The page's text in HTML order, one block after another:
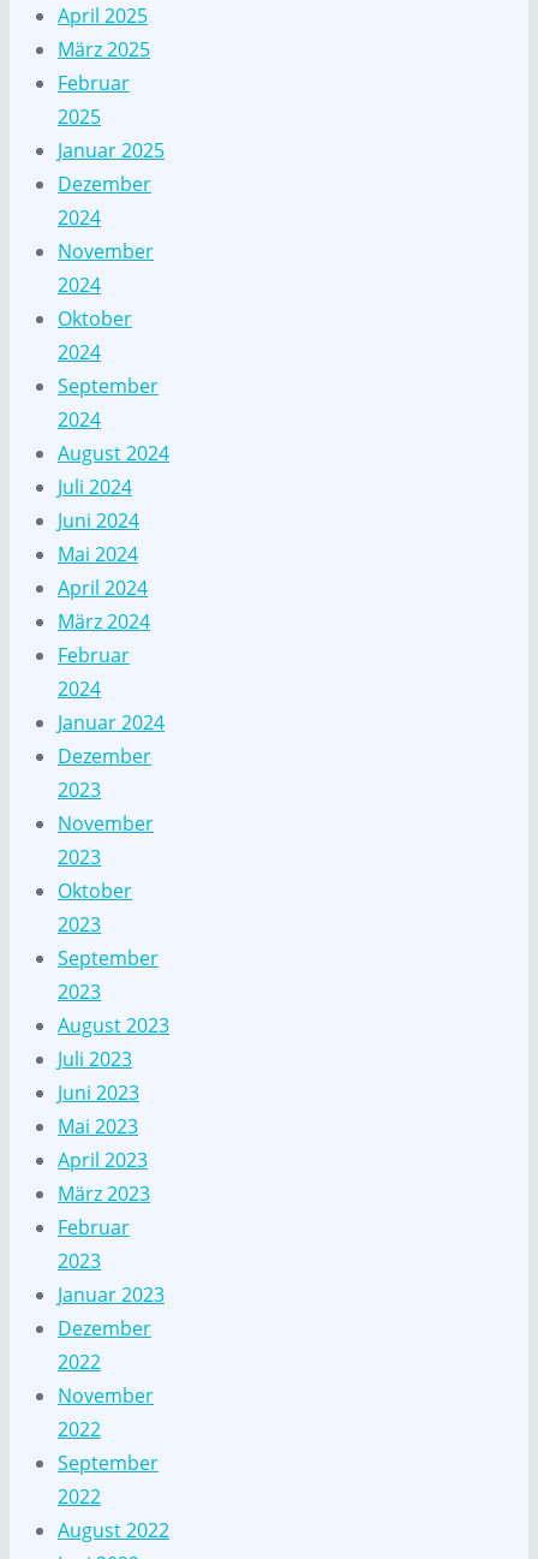
April 2025
März 2025
Februar
2025
Januar 2025
Dezember
2024
November
2024
Oktober
2024
September
2024
August 2024
Juli 2024
Juni 2024
Mai 2024
April 2024
März 2024
Februar
2024
Januar 2024
Dezember
2023
November
2023
Oktober
2023
September
2023
August 2023
Juli 2023
Juni 2023
Mai 2023
April 2023
März 2023
Februar
2023
Januar 2023
Dezember
2022
November
2022
September
2022
August 2022